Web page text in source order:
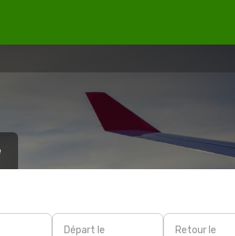
Départ le Retour le